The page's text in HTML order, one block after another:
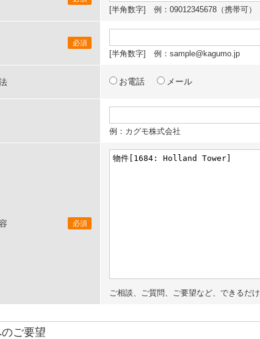
[半角数字] 例：09012345678（携帯可）
必須
[半角数字] 例：sample@kagumo.jp
お電話 メール
例：カグモ株式会社
必須
ご相談、ご質問、ご要望など、できるだ
ご要望